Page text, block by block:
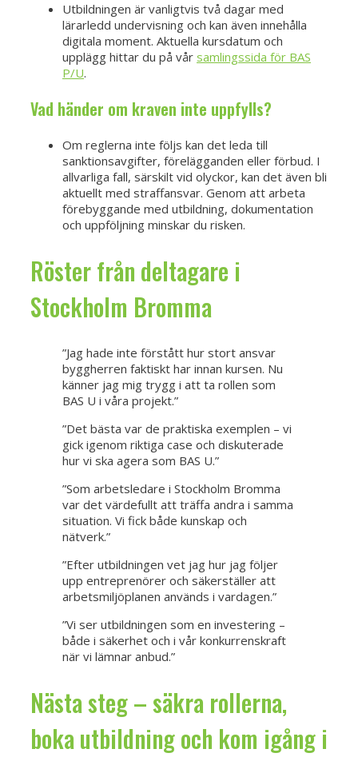
Utbildningen är vanligtvis två dagar med
lärarledd undervisning och kan även innehålla
digitala moment. Aktuella kursdatum och
upplägg hittar du på vår samlingssida för BAS
P/U.
Vad händer om kraven inte uppfylls?
Om reglerna inte följs kan det leda till
sanktionsavgifter, förelägganden eller förbud. I
allvarliga fall, särskilt vid olyckor, kan det även bli
aktuellt med straffansvar. Genom att arbeta
förebyggande med utbildning, dokumentation
och uppföljning minskar du risken.
Röster från deltagare i
Stockholm Bromma
”Jag hade inte förstått hur stort ansvar
byggherren faktiskt har innan kursen. Nu
känner jag mig trygg i att ta rollen som
BAS U i våra projekt.”
”Det bästa var de praktiska exemplen – vi
gick igenom riktiga case och diskuterade
hur vi ska agera som BAS U.”
”Som arbetsledare i Stockholm Bromma
var det värdefullt att träffa andra i samma
situation. Vi fick både kunskap och
nätverk.”
”Efter utbildningen vet jag hur jag följer
upp entreprenörer och säkerställer att
arbetsmiljöplanen används i vardagen.”
”Vi ser utbildningen som en investering –
både i säkerhet och i vår konkurrenskraft
när vi lämnar anbud.”
Nästa steg – säkra rollerna,
boka utbildning och kom igång i